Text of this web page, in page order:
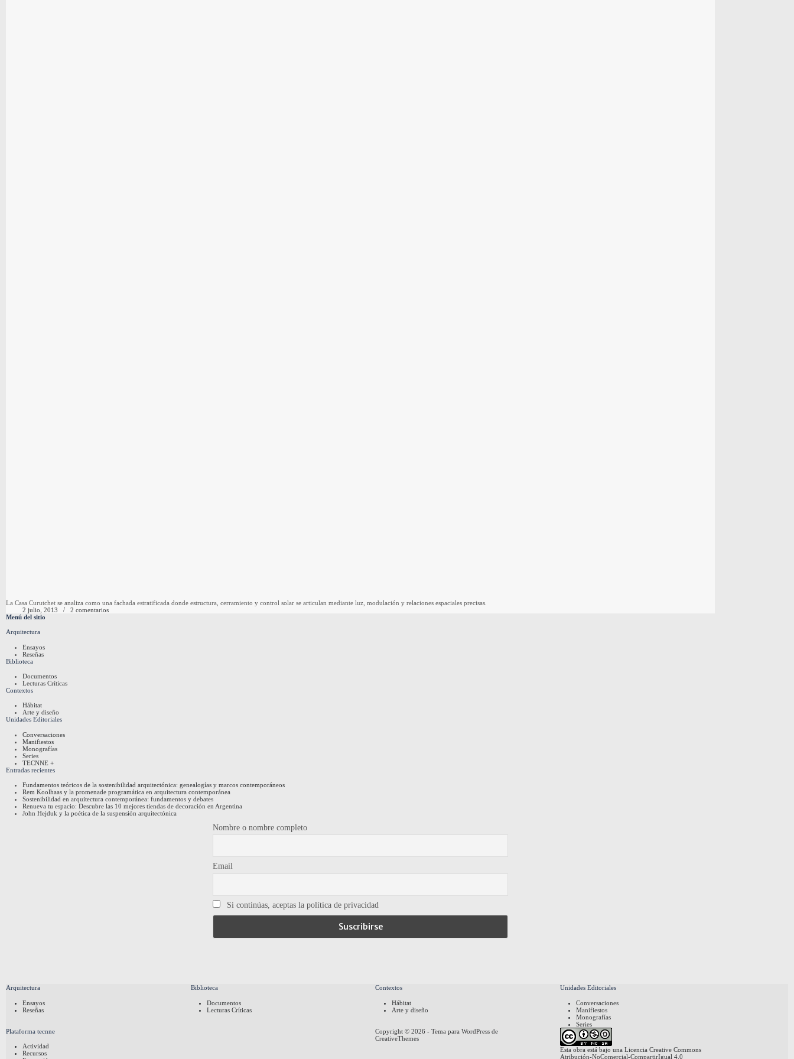
La Casa Curutchet se analiza como una fachada estratificada donde estructura, cerramiento y control solar se articulan mediante luz, modulación y relaciones espaciales precisas.
2 julio, 2013
2 comentarios
Menú del sitio
Arquitectura
Ensayos
Reseñas
Biblioteca
Documentos
Lecturas Críticas
Contextos
Hábitat
Arte y diseño
Unidades Editoriales
Conversaciones
Manifiestos
Monografías
Series
TECNNE +
Entradas recientes
Fundamentos teóricos de la sostenibilidad arquitectónica: genealogías y marcos contemporáneos
Rem Koolhaas y la promenade programática en arquitectura contemporánea
Sostenibilidad en arquitectura contemporánea: fundamentos y debates
Renueva tu espacio: Descubre las 10 mejores tiendas de decoración en Argentina
John Hejduk y la poética de la suspensión arquitectónica
Nombre o nombre completo
Email
Si continúas, aceptas la política de privacidad
Arquitectura
Ensayos
Reseñas
Biblioteca
Documentos
Lecturas Críticas
Contextos
Hábitat
Arte y diseño
Unidades Editoriales
Conversaciones
Manifiestos
Monografías
Series
Plataforma tecnne
Actividad
Recursos
Copyright © 2026 - Tema para WordPress de
CreativeThemes
Esta obra está bajo una Licencia Creative Commons
Atribución-NoComercial-CompartirIgual 4.0